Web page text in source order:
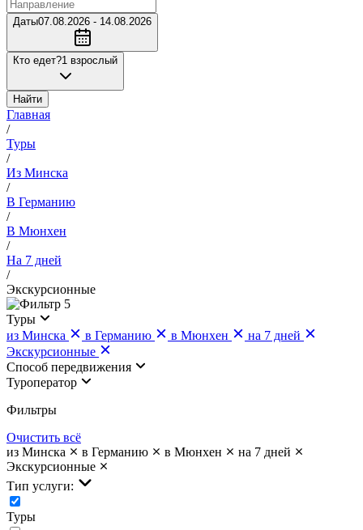
Даты07.08.2026 - 14.08.2026
Кто едет?1 взрослый
Найти
Главная
/
Туры
/
Из Минска
/
В Германию
/
В Мюнхен
/
На 7 дней
/
Экскурсионные
5
Туры
из Минска
в Германию в Мюнхен
на 7 дней
Экскурсионные
Cпособ передвижения
Туроператор
Фильтры
Очистить всё
из Минска
в Германию в Мюнхен
на 7 дней
Экскурсионные
Тип услуги:
Туры